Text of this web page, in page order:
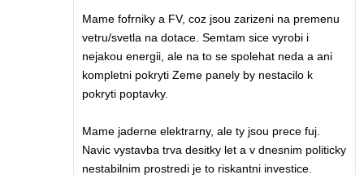
Mame fofrniky a FV, coz jsou zarizeni na premenu
vetru/svetla na dotace. Semtam sice vyrobi i
nejakou energii, ale na to se spolehat neda a ani
kompletni pokryti Zeme panely by nestacilo k
pokryti poptavky.
Mame jaderne elektrarny, ale ty jsou prece fuj.
Navic vystavba trva desitky let a v dnesnim politicky
nestabilnim prostredi je to riskantni investice.